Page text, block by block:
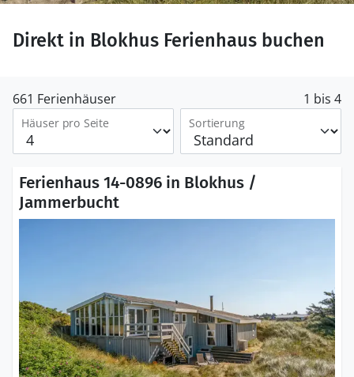
Direkt in Blokhus Ferienhaus buchen
661 Ferienhäuser 1 bis 4
Häuser pro Seite Sortierung
Ferienhaus 14-0896 in Blokhus /
Jammerbucht